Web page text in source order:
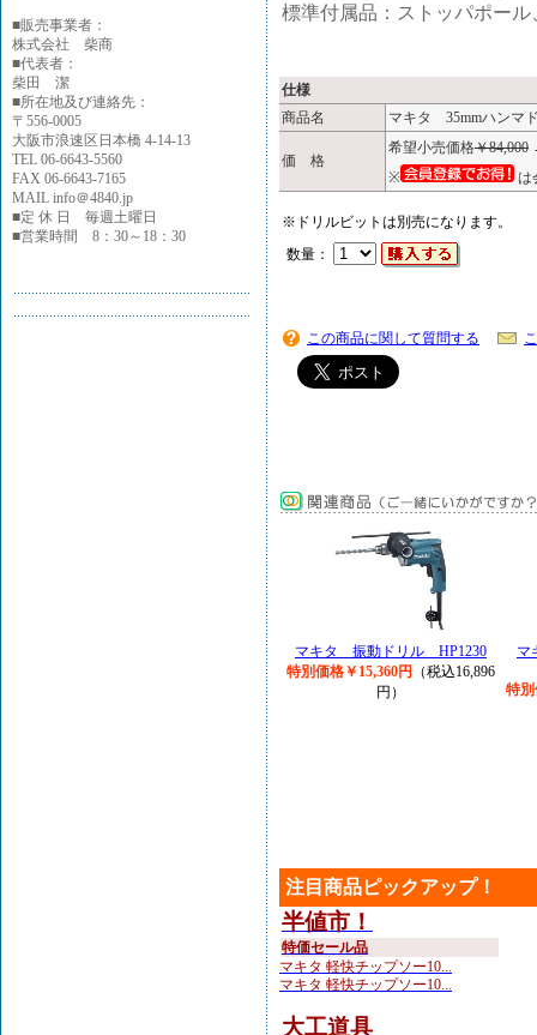
■販売事業者：
株式会社 柴商
■代表者：
柴田 潔
■所在地及び連絡先：
〒556-0005
大阪市浪速区日本橋 4-14-13
TEL 06-6643-5560
FAX 06-6643-7165
MAIL info＠4840.jp
■定 休 日 毎週土曜日
■営業時間 8：30～18：30
標準付属品：ストッパポー
仕様
商品名
マキタ 35mmハンマ
価 格
希望小売価格￥84,000
※
は
※ドリルビットは別売になります。
数量：
この商品に関して質問する
マキタ 振動ドリル HP1230
特別価格￥15,360円
（税込16,896
円）
マ
特別
注目商品ピックアップ！
半値市！
特価セール品
マキタ 軽快チップソー10...
マキタ 軽快チップソー10...
大工道具